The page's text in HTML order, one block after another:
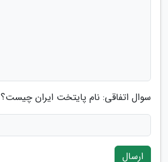
سوال اتفاقی: نام پایتخت ایران چیست؟
ارسال